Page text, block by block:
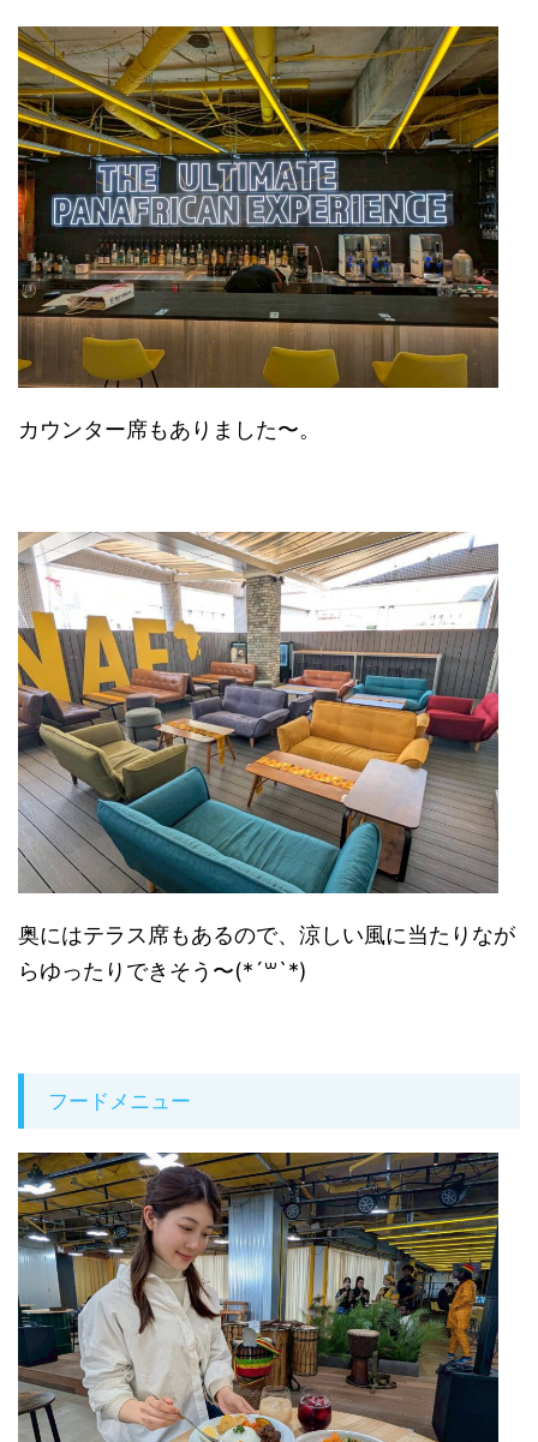
カウンター席もありました〜。
奥にはテラス席もあるので、涼しい風に当たりなが
らゆったりできそう〜(*´꒳`*)
フードメニュー